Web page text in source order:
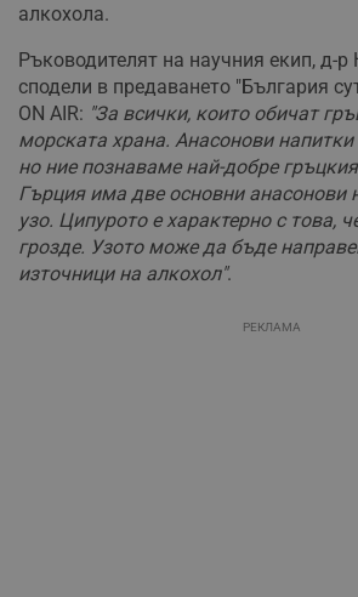
алкохола.
Ръководителят на научния екип, д-
сподели в предаването "България
ON AIR: "За всички, които обичат
морската храна. Анасонови
но ние познаваме най-добре
Гърция има две основни анасонови
узо. Ципурото е характерно с това,
грозде. Узото може да бъде
източници на алкохол".
РЕКЛАМА